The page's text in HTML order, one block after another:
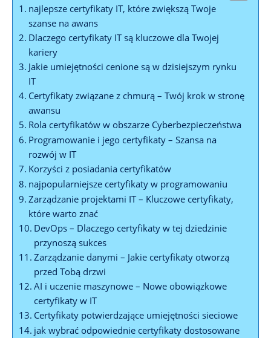
najlepsze certyfikaty IT, które zwiększą Twoje
szanse na awans
Dlaczego certyfikaty IT są kluczowe dla Twojej
kariery
Jakie umiejętności cenione są w dzisiejszym rynku
IT
Certyfikaty związane z chmurą – Twój krok w stronę
awansu
Rola certyfikatów w obszarze Cyberbezpieczeństwa
Programowanie i jego certyfikaty – Szansa na
rozwój w IT
Korzyści z posiadania certyfikatów
najpopularniejsze certyfikaty w programowaniu
Zarządzanie projektami IT – Kluczowe certyfikaty,
które warto znać
DevOps – Dlaczego certyfikaty w tej dziedzinie
przynoszą sukces
Zarządzanie danymi – Jakie certyfikaty otworzą
przed Tobą drzwi
AI i uczenie maszynowe – Nowe obowiązkowe
certyfikaty w IT
Certyfikaty potwierdzające umiejętności sieciowe
jak wybrać odpowiednie certyfikaty dostosowane